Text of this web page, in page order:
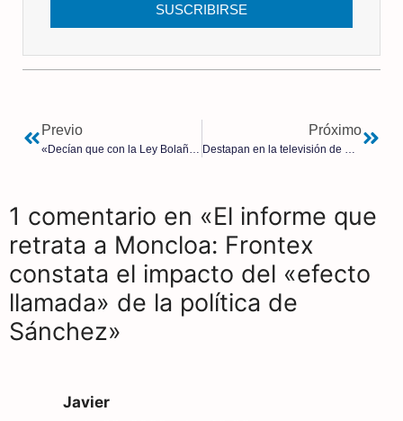
SUSCRIBIRSE
Previo Próximo
1 comentario en «El informe que
retrata a Moncloa: Frontex
constata el impacto del «efecto
llamada» de la política de
Sánchez»
Javier